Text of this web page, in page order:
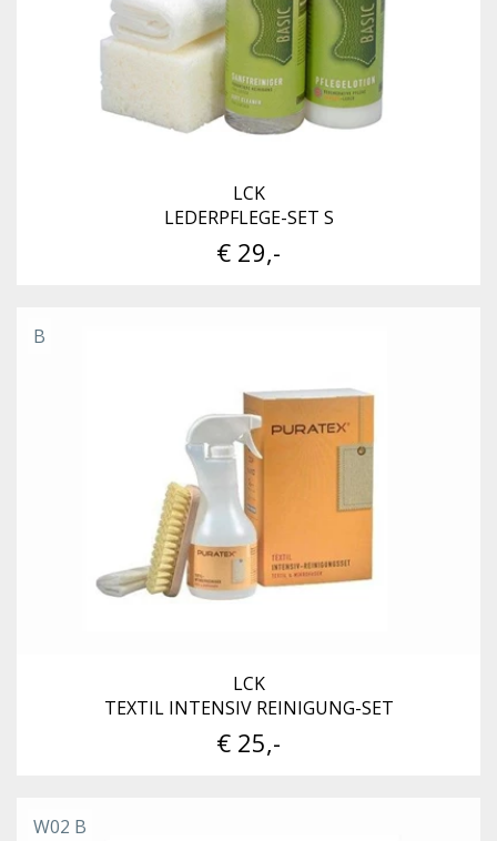
LCK
LEDERPFLEGE-SET S
€ 29,-
B
LCK
TEXTIL INTENSIV REINIGUNG-SET
€ 25,-
W02 B